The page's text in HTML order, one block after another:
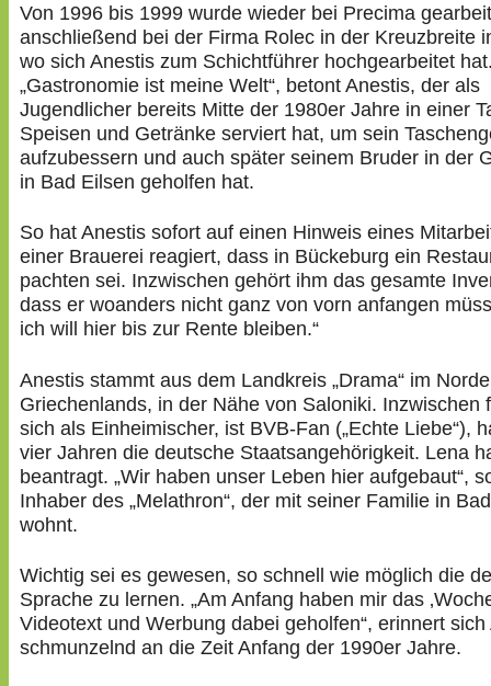
Von 1996 bis 1999 wurde wieder bei Precima
anschließend bei der Firma Rolec in der Kreuzbreite
wo sich Anestis zum Schichtführer hochgearbeitet
„Gastronomie ist meine Welt“, betont Anestis, der als
Jugendlicher bereits Mitte der 1980er Jahre in einer
Speisen und Getränke serviert hat, um sein
aufzubessern und auch später seinem Bruder in der
in Bad Eilsen geholfen hat.
So hat Anestis sofort auf einen Hinweis eines
einer Brauerei reagiert, dass in Bückeburg ein
pachten sei. Inzwischen gehört ihm das gesamte
dass er woanders nicht ganz von vorn anfangen
ich will hier bis zur Rente bleiben.“
Anestis stammt aus dem Landkreis „Drama“ im
Griechenlands, in der Nähe von Saloniki. Inzwischen
sich als Einheimischer, ist BVB-Fan („Echte Liebe“),
vier Jahren die deutsche Staatsangehörigkeit. Lena
beantragt. „Wir haben unser Leben hier aufgebaut“,
Inhaber des „Melathron“, der mit seiner Familie in
wohnt.
Wichtig sei es gewesen, so schnell wie möglich die
Sprache zu lernen. „Am Anfang haben mir das
Videotext und Werbung dabei geholfen“, erinnert sich
schmunzelnd an die Zeit Anfang der 1990er Jahre.